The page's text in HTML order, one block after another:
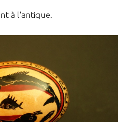
à l'antique.